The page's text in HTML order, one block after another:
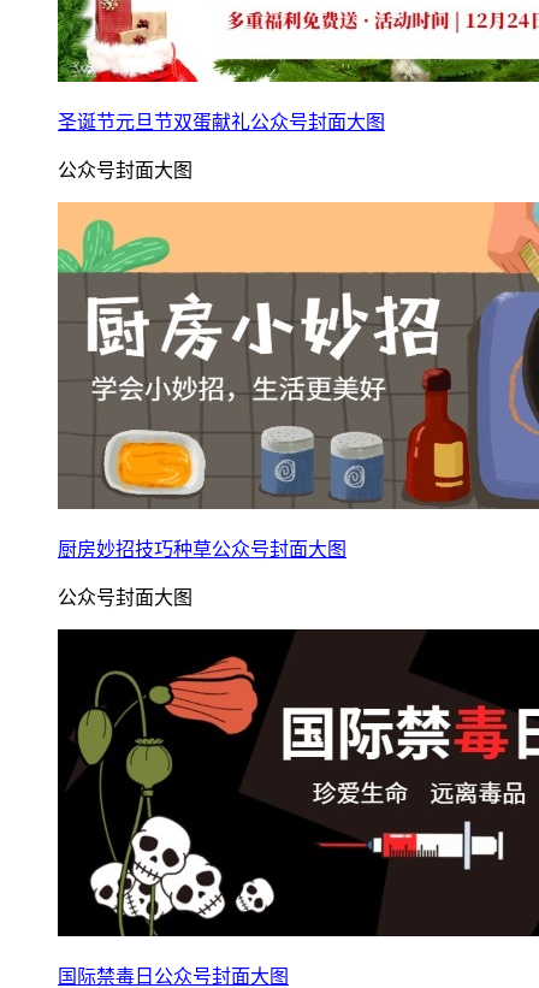
圣诞节元旦节双蛋献礼公众号封面大图
公众号封面大图
厨房妙招技巧种草公众号封面大图
公众号封面大图
国际禁毒日公众号封面大图